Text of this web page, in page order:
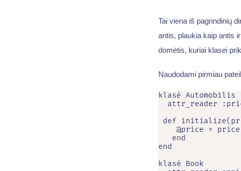
Tai viena iš pagrindinių
antis, plaukia kaip antis
domėtis, kuriai klasei
Naudodami pirmiau
klasė Automobilis
attr_reader
def
    @price = price
   end
end
klasė Book